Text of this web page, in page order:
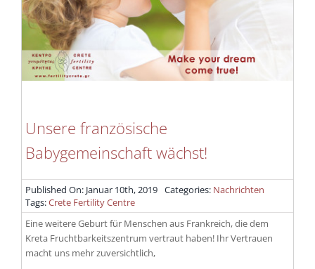
Unsere französische
Babygemeinschaft wächst!
Published On: Januar 10th, 2019 Categories: Nachrichten
Tags:Crete Fertility Centre
Eine weitere Geburt für Menschen aus Frankreich, die dem
Kreta Fruchtbarkeitszentrum vertraut haben! Ihr Vertrauen
macht uns mehr zuversichtlich,